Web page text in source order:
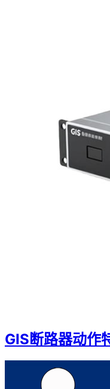
GIS断路器动作